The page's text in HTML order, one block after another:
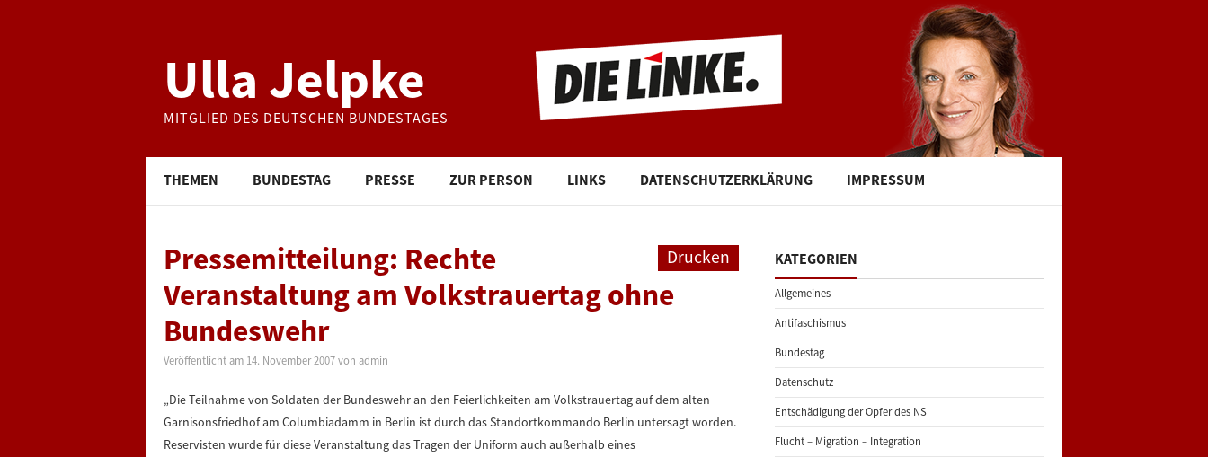
Ulla Jelpke
MITGLIED DES DEUTSCHEN BUNDESTAGES
THEMEN BUNDESTAG PRESSE ZUR PERSON LINKS DATENSCHUTZERKLÄRUNG IMPRESSUM
Drucken
Pressemitteilung: Rechte
Veranstaltung am Volkstrauertag ohne
Bundeswehr
Veröffentlicht am 14. November 2007 von admin
„Die Teilnahme von Soldaten der Bundeswehr an den Feierlichkeiten am Volkstrauertag auf dem alten
Garnisonsfriedhof am Columbiadamm in Berlin ist durch das Standortkommando Berlin untersagt worden.
Reservisten wurde für diese Veranstaltung das Tragen der Uniform auch außerhalb eines
KATEGORIEN
Allgemeines
Antifaschismus
Bundestag
Datenschutz
Entschädigung der Opfer des NS
Flucht – Migration – Integration